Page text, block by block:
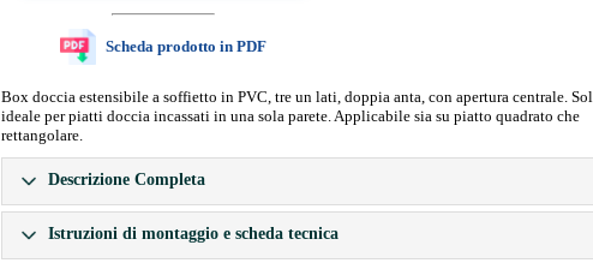
Scheda prodotto in PDF
Box doccia estensibile a soffietto in PVC, tre un lati, doppia anta, con apertura centrale.
ideale per piatti doccia incassati in una sola parete. Applicabile sia su piatto quadrato che
rettangolare.
Descrizione Completa
Istruzioni di montaggio e scheda tecnica